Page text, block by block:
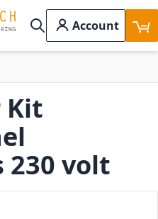
Search
Account
Kit
230 volt